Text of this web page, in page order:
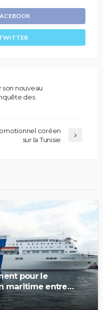
nouveau
des
coréen
sur la Tunisie
pour le
maritime entre